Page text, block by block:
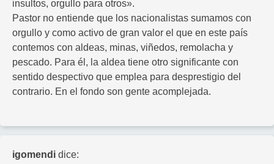
insultos, orgullo para otros».
Pastor no entiende que los nacionalistas sumamos con
orgullo y como activo de gran valor el que en este país
contemos con aldeas, minas, viñedos, remolacha y
pescado. Para él, la aldea tiene otro significante con
sentido despectivo que emplea para desprestigio del
contrario. En el fondo son gente acomplejada.
igomendi dice: